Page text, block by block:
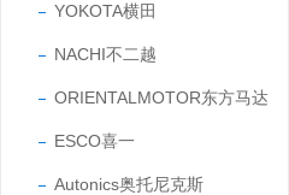
YOKOTA横田
NACHI不二越
ORIENTALMOTOR东方马达
ESCO喜一
Autonics奥托尼克斯